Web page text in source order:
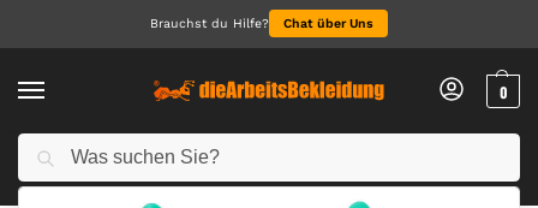
Brauchst du Hilfe? Chat über Uns
0
Start Arbeitshandschuhe / Nintril-Handschuhe